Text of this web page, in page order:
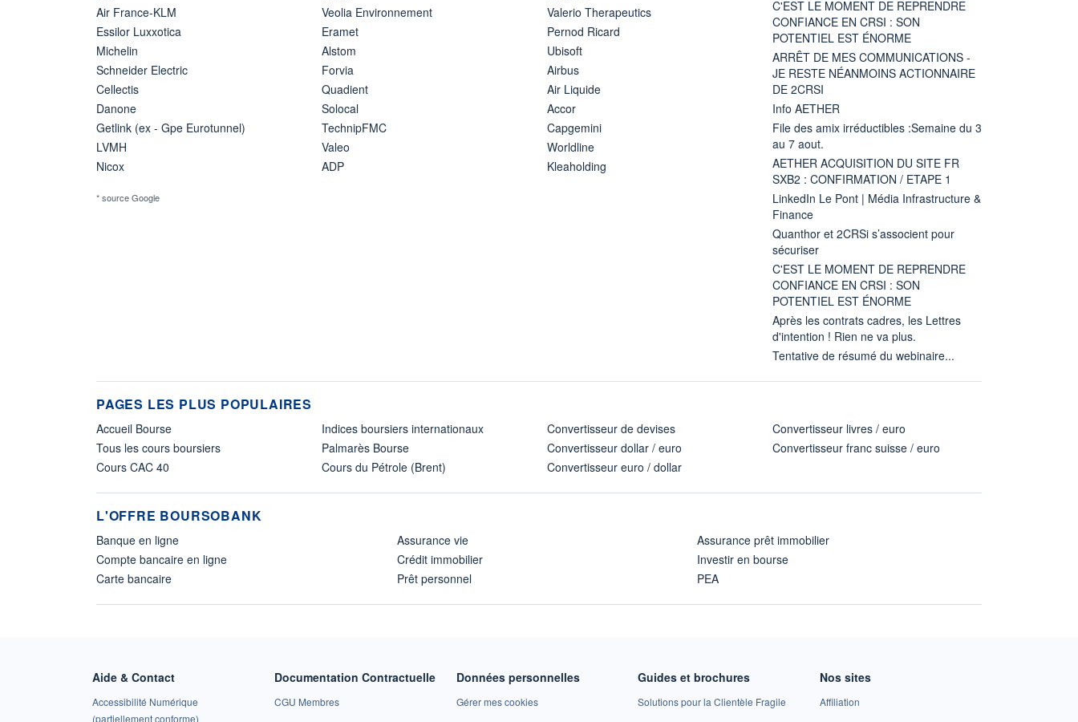
Air France-KLM
Essilor Luxxotica
Michelin
Schneider Electric
Cellectis
Danone
Getlink (ex - Gpe Eurotunnel)
LVMH
Nicox
Veolia Environnement
Eramet
Alstom
Forvia
Quadient
Solocal
TechnipFMC
Valeo
ADP
Valerio Therapeutics
Pernod Ricard
Ubisoft
Airbus
Air Liquide
Accor
Capgemini
Worldline
Kleaholding
* source Google
C'EST LE MOMENT DE REPRENDRE
CONFIANCE EN CRSI : SON
POTENTIEL EST ÉNORME
ARRÊT DE MES COMMUNICATIONS -
JE RESTE NÉANMOINS ACTIONNAIRE
DE 2CRSI
Info AETHER
File des amix irréductibles :Semaine du 3
au 7 aout.
AETHER ACQUISITION DU SITE FR
SXB2 : CONFIRMATION / ETAPE 1
LinkedIn Le Pont | Média Infrastructure &
Finance
Quanthor et 2CRSi s’associent pour
sécuriser
C'EST LE MOMENT DE REPRENDRE
CONFIANCE EN CRSI : SON
POTENTIEL EST ÉNORME
Après les contrats cadres, les Lettres
d'intention ! Rien ne va plus.
Tentative de résumé du webinaire...
PAGES LES PLUS POPULAIRES
Accueil Bourse
Tous les cours boursiers
Cours CAC 40
Indices boursiers internationaux
Palmarès Bourse
Cours du Pétrole (Brent)
Convertisseur de devises
Convertisseur dollar / euro
Convertisseur euro / dollar
Convertisseur livres / euro
Convertisseur franc suisse / euro
L'OFFRE BOURSOBANK
Banque en ligne
Compte bancaire en ligne
Carte bancaire
Assurance vie
Crédit immobilier
Prêt personnel
Assurance prêt immobilier
Investir en bourse
PEA
Aide & Contact
Accessibilité Numérique
(partiellement conforme)
Documentation Contractuelle
CGU Membres
Données personnelles
Gérer mes cookies
Guides et brochures
Solutions pour la Clientèle Fragile
Nos sites
Affiliation